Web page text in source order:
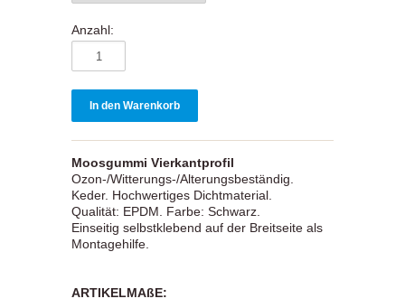
Anzahl:
Moosgummi Vierkantprofil
Ozon-/Witterungs-/Alterungsbeständig.
Keder. Hochwertiges Dichtmaterial.
Qualität: EPDM. Farbe: Schwarz.
Einseitig selbstklebend auf der Breitseite als
Montagehilfe.
ARTIKELMAßE: